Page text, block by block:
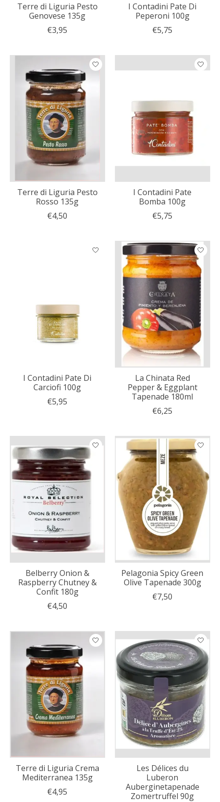
Terre di Liguria Pesto
Genovese 135g
€3,95
I Contadini Pate Di
Peperoni 100g
€5,75
Terre di Liguria Pesto
Rosso 135g
€4,50
I Contadini Pate
Bomba 100g
€5,75
I Contadini Pate Di
Carciofi 100g
€5,95
La Chinata Red
Pepper & Eggplant
Tapenade 180ml
€6,25
Belberry Onion &
Raspberry Chutney &
Confit 180g
€4,50
Pelagonia Spicy Green
Olive Tapenade 300g
€7,50
Terre di Liguria Crema
Mediterranea 135g
€4,95
Les Délices du
Luberon
Auberginetapenade
Zomertruffel 90g